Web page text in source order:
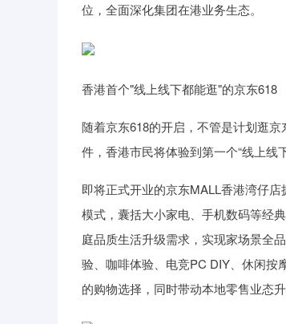
位，全面深化集团在港业务生态。
香港首个"线上线下都能逛"的京东618
随着京东618的开启，不管是计划逛
件，香港市民将体验到第一个“线上线
即将正式开业的京东MALL香港湾仔
模式，囊括大小家电、手机数码等经
庭品质生活升级需求，实现家场景全
验、咖啡体验、电竞PC DIY、休闲按
的购物选择，同时带动本地零售业态升